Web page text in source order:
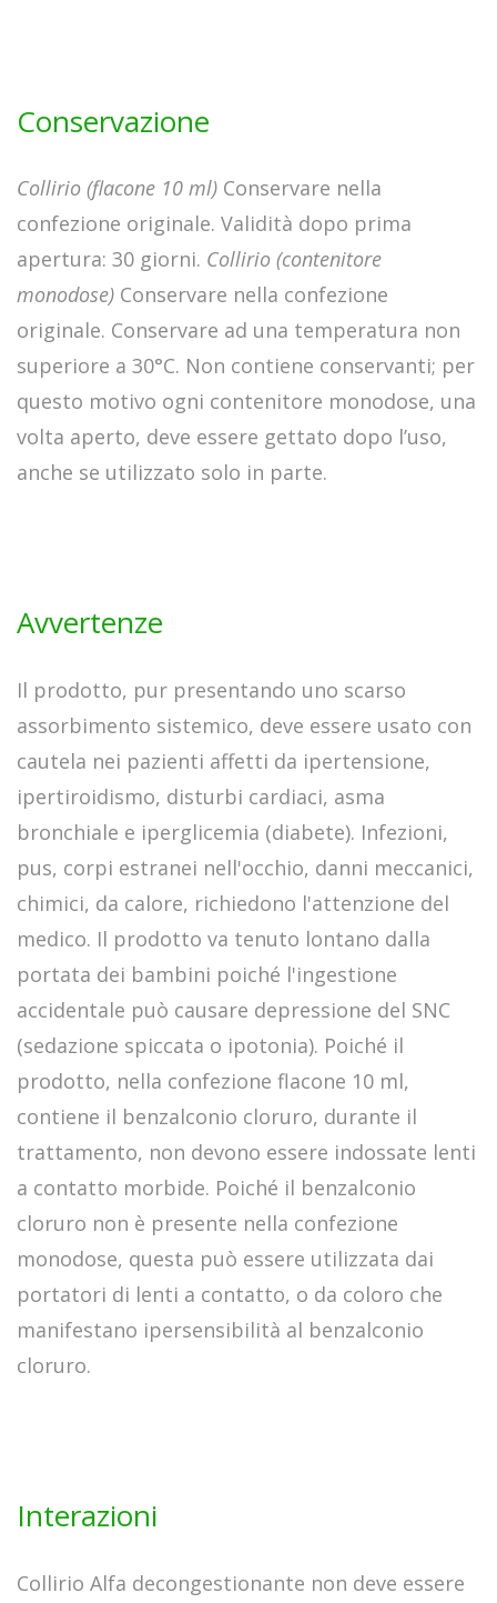
Conservazione
Collirio (flacone 10 ml) Conservare nella
confezione originale. Validità dopo prima
apertura: 30 giorni. Collirio (contenitore
monodose) Conservare nella confezione
originale. Conservare ad una temperatura non
superiore a 30°C. Non contiene conservanti; per
questo motivo ogni contenitore monodose, una
volta aperto, deve essere gettato dopo l’uso,
anche se utilizzato solo in parte.
Avvertenze
Il prodotto, pur presentando uno scarso
assorbimento sistemico, deve essere usato con
cautela nei pazienti affetti da ipertensione,
ipertiroidismo, disturbi cardiaci, asma
bronchiale e iperglicemia (diabete). Infezioni,
pus, corpi estranei nell'occhio, danni meccanici,
chimici, da calore, richiedono l'attenzione del
medico. Il prodotto va tenuto lontano dalla
portata dei bambini poiché l'ingestione
accidentale può causare depressione del SNC
(sedazione spiccata o ipotonia). Poiché il
prodotto, nella confezione flacone 10 ml,
contiene il benzalconio cloruro, durante il
trattamento, non devono essere indossate lenti
a contatto morbide. Poiché il benzalconio
cloruro non è presente nella confezione
monodose, questa può essere utilizzata dai
portatori di lenti a contatto, o da coloro che
manifestano ipersensibilità al benzalconio
cloruro.
Interazioni
Collirio Alfa decongestionante non deve essere